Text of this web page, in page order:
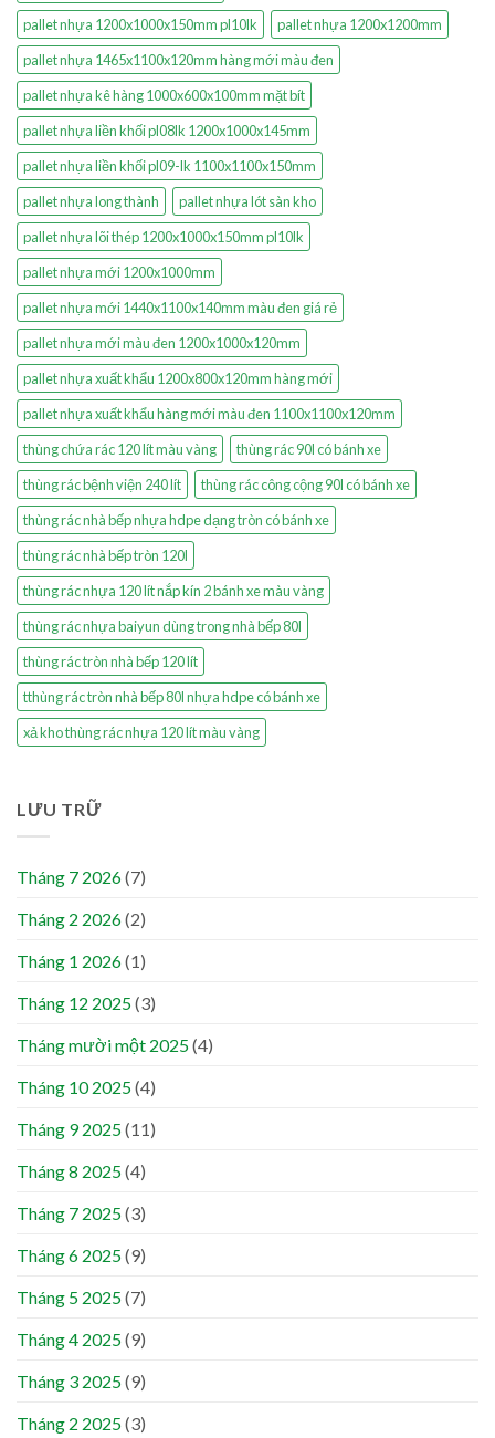
pallet nhựa 1200x1000x150mm pl10lk
pallet nhựa 1200x1200mm
pallet nhựa 1465x1100x120mm hàng mới màu đen
pallet nhựa kê hàng 1000x600x100mm mặt bít
pallet nhựa liền khối pl08lk 1200x1000x145mm
pallet nhựa liền khối pl09-lk 1100x1100x150mm
pallet nhựa long thành
pallet nhựa lót sàn kho
pallet nhựa lõi thép 1200x1000x150mm pl10lk
pallet nhựa mới 1200x1000mm
pallet nhựa mới 1440x1100x140mm màu đen giá rẻ
pallet nhựa mới màu đen 1200x1000x120mm
pallet nhựa xuất khẩu 1200x800x120mm hàng mới
pallet nhựa xuất khẩu hàng mới màu đen 1100x1100x120mm
thùng chứa rác 120 lít màu vàng
thùng rác 90l có bánh xe
thùng rác bệnh viện 240 lít
thùng rác công cộng 90l có bánh xe
thùng rác nhà bếp nhựa hdpe dạng tròn có bánh xe
thùng rác nhà bếp tròn 120l
thùng rác nhựa 120 lít nắp kín 2 bánh xe màu vàng
thùng rác nhựa baiyun dùng trong nhà bếp 80l
thùng rác tròn nhà bếp 120 lít
tthùng rác tròn nhà bếp 80l nhựa hdpe có bánh xe
xả kho thùng rác nhựa 120 lít màu vàng
LƯU TRỮ
Tháng 7 2026(7)
Tháng 2 2026(2)
Tháng 1 2026(1)
Tháng 12 2025(3)
Tháng mười một 2025(4)
Tháng 10 2025(4)
Tháng 9 2025(11)
Tháng 8 2025(4)
Tháng 7 2025(3)
Tháng 6 2025(9)
Tháng 5 2025(7)
Tháng 4 2025(9)
Tháng 3 2025(9)
Tháng 2 2025(3)